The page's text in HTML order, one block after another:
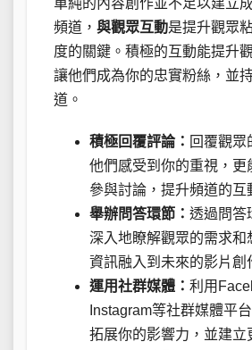
單純的內容創作並不足以建立
頻道， 與觀眾互動是提升觀眾
度的關鍵。積極的互動能提升
讓他們成為你的忠實粉絲，並
道。
積極回覆評論： 回覆觀眾
他們感受到你的重視，更
參與討論，提升頻道的互
舉辦問答環節： 透過問答
深入地瞭解觀眾的需求和
資訊融入到未來的影片創
運用社群媒體： 利用
Instagram等社群媒體平
拓展你的影響力，並建立